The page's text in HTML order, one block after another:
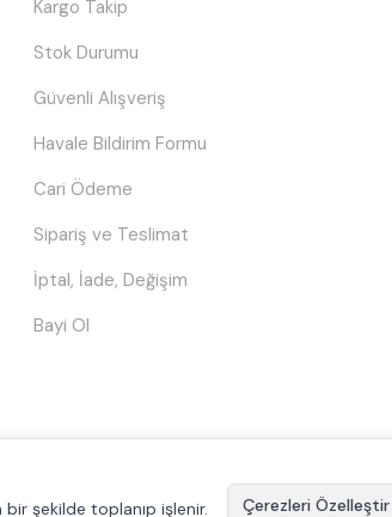
Kargo Takip
Stok Durumu
Güvenli Alışveriş
Havale Bildirim Formu
Cari Ödeme
Sipariş ve Teslimat
İptal, İade, Değişim
Bayi Ol
şekilde toplanıp işlenir. Çerezleri Özelleştir